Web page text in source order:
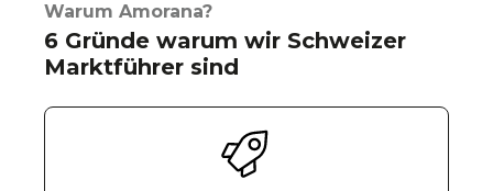
Warum Amorana?
6 Gründe warum wir Schweizer
Marktführer sind